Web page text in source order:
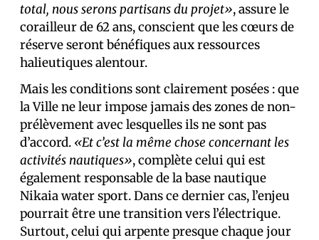
total, nous serons partisans du projet», assure le
corailleur de 62 ans, conscient que les cœurs de
réserve seront bénéfiques aux ressources
halieutiques alentour.
Mais les conditions sont clairement posées : que
la Ville ne leur impose jamais des zones de non-
prélèvement avec lesquelles ils ne sont pas
d’accord. «Et c’est la même chose concernant les
activités nautiques», complète celui qui est
également responsable de la base nautique
Nikaia water sport. Dans ce dernier cas, l’enjeu
pourrait être une transition vers l’électrique.
Surtout, celui qui arpente presque chaque jour